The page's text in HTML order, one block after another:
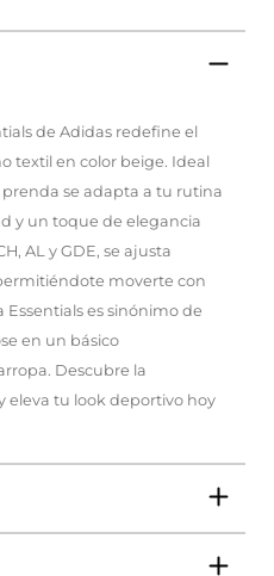
de Adidas redefine el
textil en color beige. Ideal
se adapta a tu rutina
y un toque de elegancia
AL y GDE, se ajusta
moverte con
es sinónimo de
en un básico
Descubre la
eleva tu look deportivo hoy